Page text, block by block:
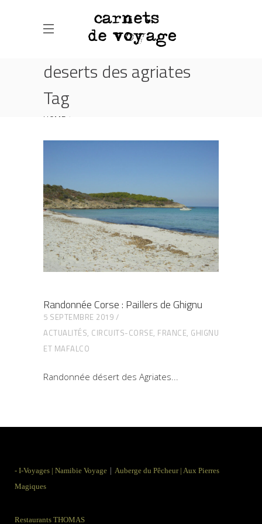
deserts des agriates
Tag
HOME
Randonnée Corse : Paillers de Ghignu
5 SEPTEMBRE 2019
ACTUALITÉS, CIRCUITS-CORSE, FRANCE, GHIGNU
ET MAFALCO
Randonnée désert des Agriates
- I-Voyages | Namibie Voyage | Auberge du Pêcheur | Aux Pierres
Magiques
Restaurants THOMAS